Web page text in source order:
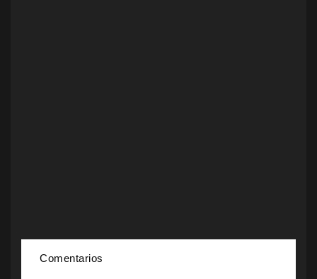
Comentarios